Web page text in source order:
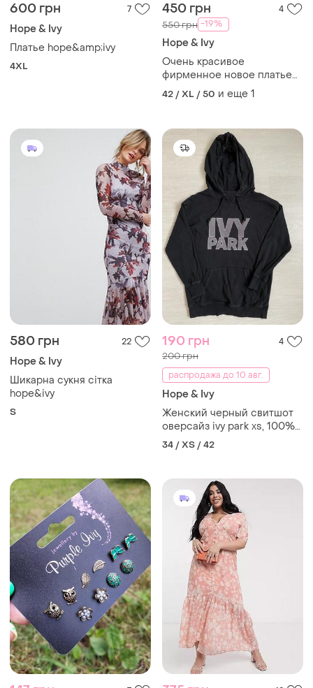
600 грн 7
Hope & Ivy
Платье hope&amp;ivy
4XL
450 грн 4
550 грн -19%
Hope & Ivy
Очень красивое
фирменное новое платье
на бирке20 размер
42 / XL / 50 и еще 1
580 грн 22
Hope & Ivy
Шикарна сукня сітка
hope&ivy
S
190 грн 4
200 грн
распродажа до 10 авг.
Hope & Ivy
Женский черный свитшот
оверсайз ivy park xs, 100%
коттон, идеал
34 / XS / 42